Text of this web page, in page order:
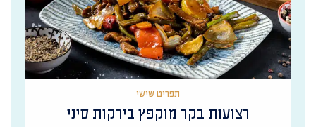
תפריט שישי
רצועות בקר מוקפץ בירקות סיני